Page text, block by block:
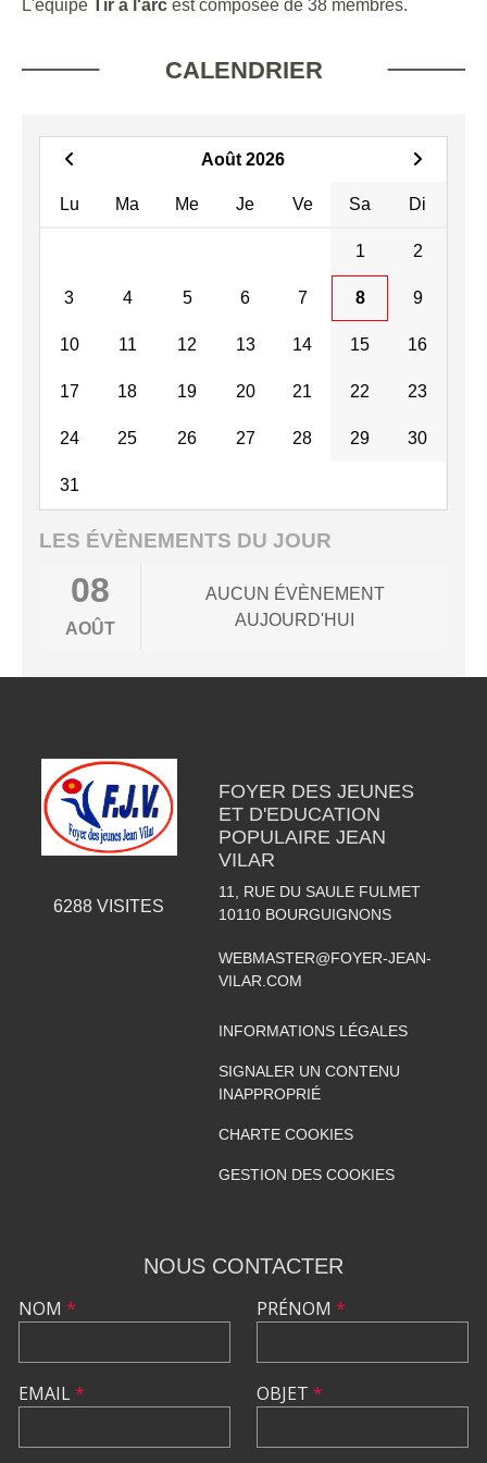
L'équipe Tir à l'arc est composée de 38 membres.
CALENDRIER
Août 2026
Lu Ma Me Je Ve Sa Di
1 2
3 4 5 6 7 8 9
10 11 12 13 14 15 16
17 18 19 20 21 22 23
24 25 26 27 28 29 30
31
LES ÉVÈNEMENTS DU JOUR
08
AOÛT
AUCUN ÉVÈNEMENT
AUJOURD'HUI
6288 VISITES
FOYER DES JEUNES
ET D'EDUCATION
POPULAIRE JEAN
VILAR
11, RUE DU SAULE FULMET
10110 BOURGUIGNONS
WEBMASTER@FOYER-JEAN-
VILAR.COM
INFORMATIONS LÉGALES
SIGNALER UN CONTENU
INAPPROPRIÉ
CHARTE COOKIES
GESTION DES COOKIES
NOUS CONTACTER
NOM *
EMAIL*
PRÉNOM *
OBJET *